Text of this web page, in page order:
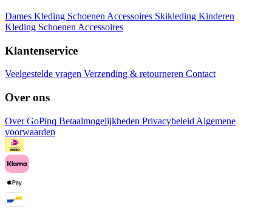
Dames Kleding Schoenen Accessoires Skikleding Kinderen
Kleding Schoenen Accessoires
Klantenservice
Veelgestelde vragen Verzending & retourneren Contact
Over ons
Over GoPinq Betaalmogelijkheden Privacybeleid Algemene
voorwaarden